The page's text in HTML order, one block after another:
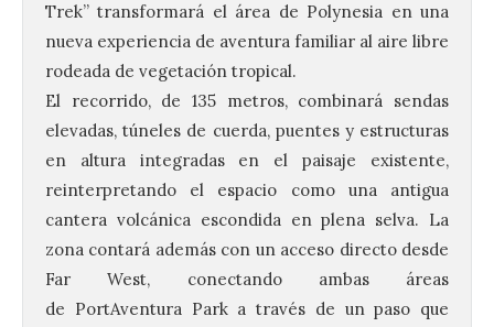
Trek” transformará el área de Polynesia en una
nueva experiencia de aventura familiar al aire libre
rodeada de vegetación tropical.
El recorrido, de 135 metros, combinará sendas
elevadas, túneles de cuerda, puentes y estructuras
en altura integradas en el paisaje existente,
reinterpretando el espacio como una antigua
cantera volcánica escondida en plena selva. La
zona contará además con un acceso directo desde
Far West, conectando ambas áreas
de PortAventuraPark a través de un paso que